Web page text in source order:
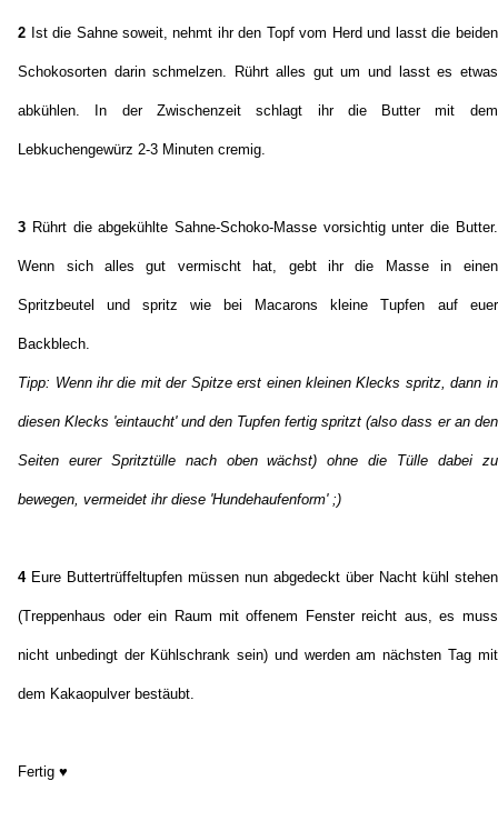
2 Ist die Sahne soweit, nehmt ihr den Topf vom Herd und lasst die beiden
Schokosorten darin schmelzen. Rührt alles gut um und lasst es etwas
abkühlen. In der Zwischenzeit schlagt ihr die Butter mit dem
Lebkuchengewürz 2-3 Minuten cremig.
3 Rührt die abgekühlte Sahne-Schoko-Masse vorsichtig unter die Butter.
Wenn sich alles gut vermischt hat, gebt ihr die Masse in einen
Spritzbeutel und spritz wie bei Macarons kleine Tupfen auf euer
Backblech.
Tipp: Wenn ihr die mit der Spitze erst einen kleinen Klecks spritz, dann in
diesen Klecks 'eintaucht' und den Tupfen fertig spritzt (also dass er an den
Seiten eurer Spritztülle nach oben wächst) ohne die Tülle dabei zu
bewegen, vermeidet ihr diese 'Hundehaufenform' ;)
4Eure Buttertrüffeltupfen müssen nun abgedeckt über Nacht kühl stehen
(Treppenhaus oder ein Raum mit offenem Fenster reicht aus, es muss
nicht unbedingt der Kühlschrank sein) und werden am nächsten Tag mit
dem Kakaopulver bestäubt.
Fertig ♥